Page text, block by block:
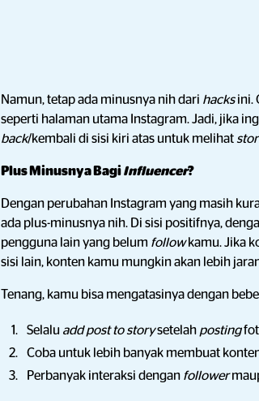
Namun, tetap ada minusnya nih dari hacksini.
seperti halaman utama Instagram. Jadi, jika
back/kembali di sisi kiri atas untuk melihat
Plus Minusnya BagiInfluencer?
Dengan perubahan Instagram yang masih
ada plus-minusnya nih. Di sisi positifnya,
pengguna lain yang belum followkamu. Jika
sisi lain, konten kamu mungkin akan lebih
Tenang, kamu bisa mengatasinya dengan
Selalu add post to storysetelah posting
Coba untuk lebih banyak membuat
Perbanyak interaksi dengan follower